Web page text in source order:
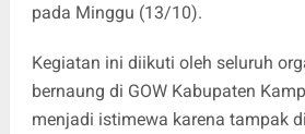
pada Minggu (13/10).
Kegiatan ini diikuti oleh seluruh
bernaung di GOW Kabupaten
menjadi istimewa karena tampak